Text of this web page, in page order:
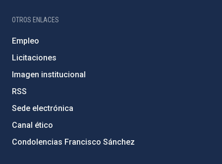
OTROS ENLACES
Empleo
Licitaciones
Imagen institucional
RSS
Sede electrónica
Canal ético
Condolencias Francisco Sánchez